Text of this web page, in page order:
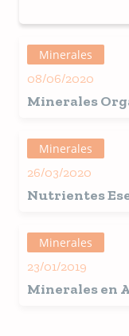
Minerales
08/06/2020
Minerales
Minerales
26/03/2020
Nutrientes
Minerales
23/01/2019
Minerales en